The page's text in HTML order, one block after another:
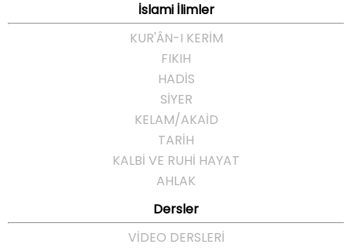
İslami İlimler
KUR'ÂN-I KERİM
FIKIH
HADİS
SİYER
KELAM/AKAİD
TARİH
KALBİ VE RUHİ HAYAT
AHLAK
Dersler
VİDEO DERSLERİ